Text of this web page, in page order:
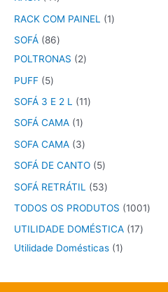
RACK COM PAINEL
1
SOFÁ
86
POLTRONAS
2
PUFF
5
SOFÁ 3 E 2 L
11
SOFÁ CAMA 1
SOFA CAMA
3
SOFÁ DE CANTO
5
SOFÁ RETRÁTIL
53
TODOS OS PRODUTOS
1001
UTILIDADE DOMÉSTICA 17
Utilidade Domésticas 1